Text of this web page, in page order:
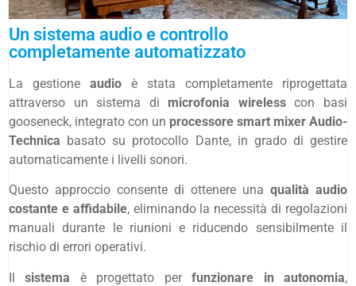
Un sistema audio e controllo
completamente automatizzato
La gestione audio è stata completamente riprogettata
attraverso un sistema di microfonia wirelesscon basi
gooseneck, integrato con un processore smart mixer Audio-
Technica basato su protocollo Dante, in grado di gestire
automaticamente i livelli sonori.
Questo approccio consente di ottenere una qualità audio
costante e affidabile, eliminando la necessità di regolazioni
manuali durante le riunioni e riducendo sensibilmente il
rischio di errori operativi.
Ilsistema è progettato perfunzionare in autonomia,